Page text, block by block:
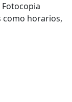
como horarios,